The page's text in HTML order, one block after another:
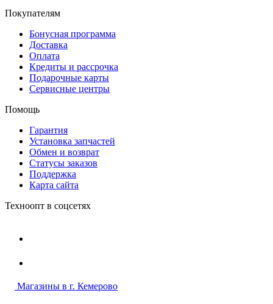
Покупателям
Бонусная программа
Доставка
Оплата
Кредиты и рассрочка
Подарочные карты
Сервисные центры
Помощь
Гарантия
Установка запчастей
Обмен и возврат
Статусы заказов
Поддержка
Карта сайта
Техноопт в соцсетях
Магазины в г. Кемерово